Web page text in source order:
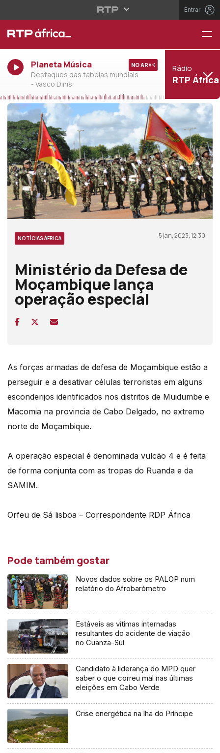
Entrar
Planeta Música
Destaques das tabelas mundiais
- Vasco Dinis
NO AR Rádio
RTP África
NOTÍCIAS ÁFRICA 5 jan, 2023, 12:30
Ministério da Defesa de
Moçambique lança
operação especial
As forças armadas de defesa de Moçambique estão a
perseguir e a desativar células terroristas em alguns
esconderijos identificados nos distritos de Muidumbe e
Macomia na provincia de Cabo Delgado, no extremo
norte de Moçambique.
A operação especial é denominada vulcão 4 e é feita
de forma conjunta com as tropas do Ruanda e da
SAMIM.
Orfeu de Sá lisboa – Correspondente RDP África
Pode também gostar
Novos dados sobre os PALOP num
relatório do Afrobarómetro
Estáveis as vítimas internadas
resultantes do acidente de viação
no Cuanza-Sul
Candidato à liderança do MPD quer
saber o que correu mal nas últimas
eleições em Cabo Verde
Crise energética na lha do Príncipe